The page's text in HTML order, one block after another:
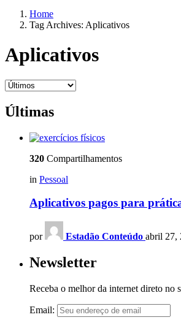
Home
Tag Archives: Aplicativos
Aplicativos
Últimas
320 Compartilhamentos
in Pessoal
Aplicativos pagos para
por Estadão Conteúdo abril 27,
Newsletter
Receba o melhor da internet direto no
Email: